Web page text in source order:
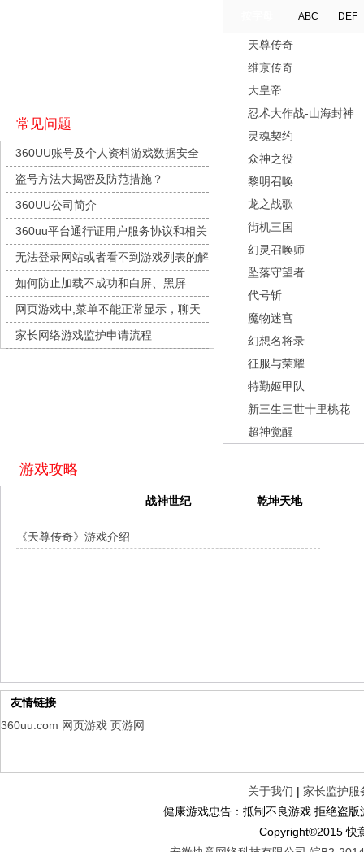
豌豆大作战
每日新服
今日 10:00点
灵魂序章
每日新服
今日 10:00点
冒险守护
每日新服
绝地苍穹
每日新服
今日 10:00点
代号斩
每日新服
今日 10:00点
异星战舰
每日新服
今日 10:00点
云上契约
每日新服
今日 10:00点
梦幻回响
每日新服
今日 10:00点
灵魂契约
仙剑奇侠传：新的开始
每日新服
常见问题
360UU账号及个人资料游戏数据安全
盗号方法大揭密及防范措施？
360UU公司简介
360uu平台通行证用户服务协议和相关
的条款和条件
无法登录网站或者看不到游戏列表的解
决方法
如何防止加载不成功和白屏、黑屏
网页游戏中,菜单不能正常显示，聊天
及其它功能不能正常使用的解决办法
家长网络游戏监护申请流程
ABC DEF
天尊传奇
维京传奇
大皇帝
忍术大作战-山海封神
灵魂契约
众神之役
黎明召唤
龙之战歌
街机三国
幻灵召唤师
坠落守望者
代号斩
魔物迷宫
幻想名将录
征服与荣耀
特勤姬甲队
新三生三世十里桃花
超神觉醒
游戏攻略
战神世纪 乾坤天地
《天尊传奇》游戏介绍
友情链接
360uu.com 网页游戏 页游网
关于我们 | 家长监护服
健康游戏忠告：抵制不良游戏 拒绝盗
Copyright®2015 快